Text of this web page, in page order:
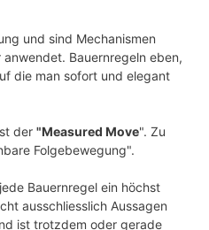
und sind Mechanismen
Bauernregeln eben,
die man sofort und elegant
der "Measured Move". Zu
Folgebewegung".
Bauernregel ein höchst
ausschliesslich Aussagen
ist trotzdem oder gerade